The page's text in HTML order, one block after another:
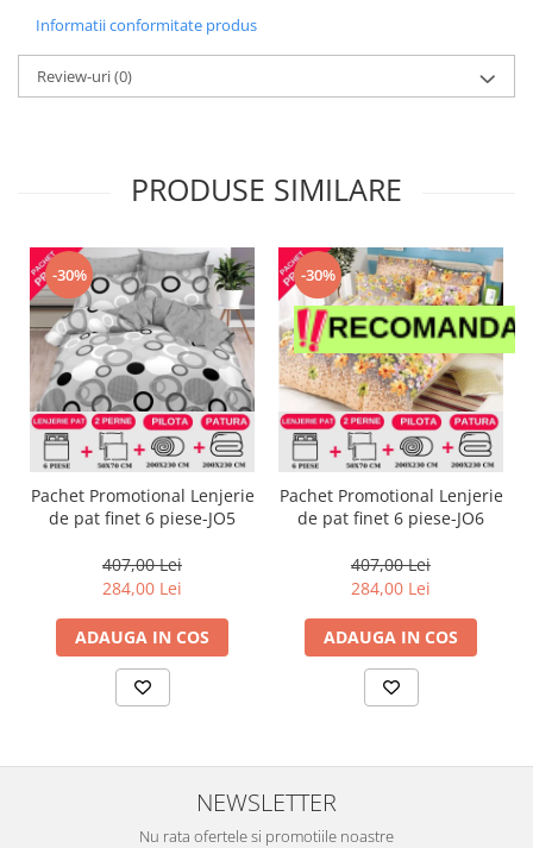
Informatii conformitate produs
Review-uri(0)
PRODUSE SIMILARE
-30%
Pachet Promotional Lenjerie
de pat finet 6 piese-JO5
407,00 Lei
284,00 Lei
ADAUGA IN COS
-30%
Pachet Promotional Lenjerie
de pat finet 6 piese-JO6
407,00 Lei
284,00 Lei
ADAUGA IN COS
NEWSLETTER
Nu rata ofertele si promotiile noastre